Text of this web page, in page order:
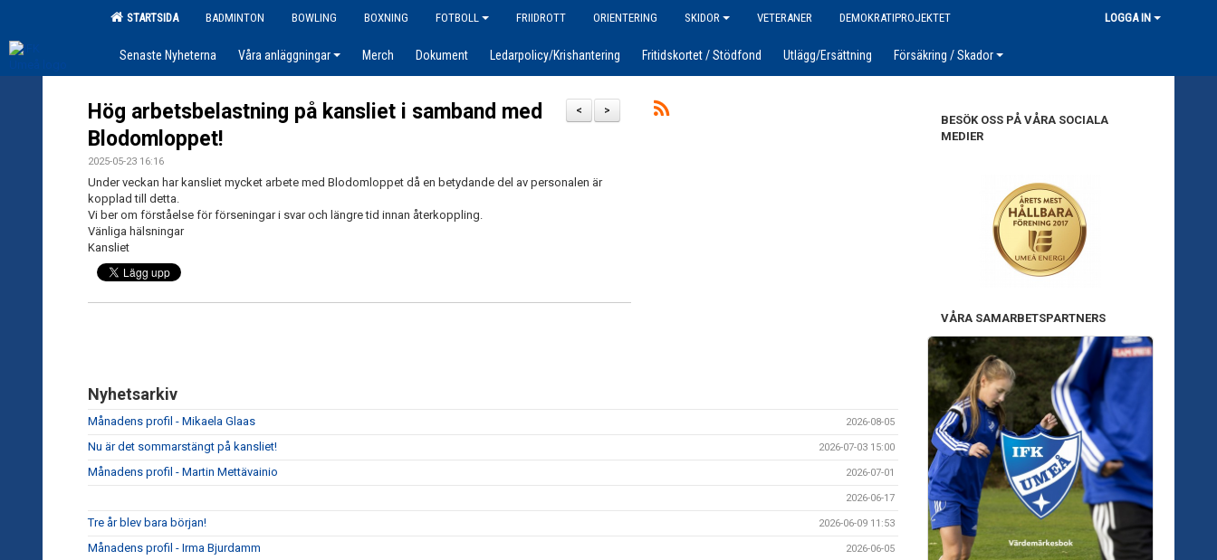
STARTSIDA BADMINTON BOWLING BOXNING FOTBOLL FRIIDROTT ORIENTERING SKIDOR VETERANER DEMOKRATIPROJEKTET LOGGA IN
Senaste Nyheterna Våra anläggningar Merch Dokument Ledarpolicy/Krishantering Fritidskortet / Stödfond Utlägg/Ersättning Försäkring / Skador
>
<
Hög arbetsbelastning på kansliet i samband med
Blodomloppet!
2025-05-23 16:16
Under veckan har kansliet mycket arbete med Blodomloppet då en betydande del av personalen är
kopplad till detta.
Vi ber om förståelse för förseningar i svar och längre tid innan återkoppling.
Vänliga hälsningar
Kansliet
Nyhetsarkiv
Månadens profil - Mikaela Glaas 2026-08-05
Nu är det sommarstängt på kansliet! 2026-07-03 15:00
Månadens profil - Martin Mettävainio 2026-07-01
2026-06-17
Tre år blev bara början! 2026-06-09 11:53
Månadens profil - Irma Bjurdamm 2026-06-05
BESÖK OSS PÅ VÅRA SOCIALA
MEDIER
VÅRA SAMARBETSPARTNERS